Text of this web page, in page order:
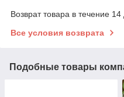
Возврат товара в течение
Все условия возврата
Подобные товары